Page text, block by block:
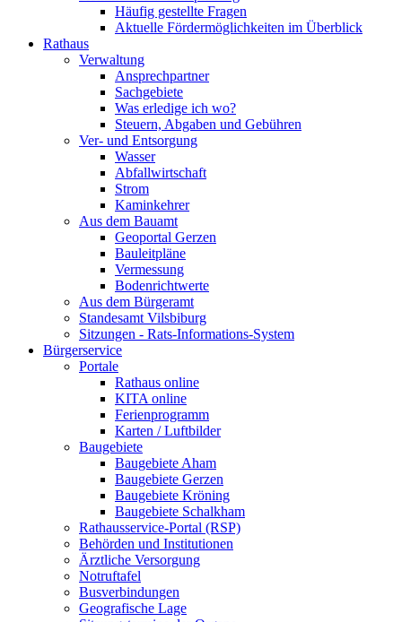
Häufig gestellte Fragen
Aktuelle Fördermöglichkeiten im Überblick
Rathaus
Verwaltung
Ansprechpartner
Sachgebiete
Was erledige ich wo?
Steuern, Abgaben und Gebühren
Ver- und Entsorgung
Wasser
Abfallwirtschaft
Strom
Kaminkehrer
Aus dem Bauamt
Geoportal Gerzen
Bauleitpläne
Vermessung
Bodenrichtwerte
Aus dem Bürgeramt
Standesamt Vilsbiburg
Sitzungen - Rats-Informations-System
Bürgerservice
Portale
Rathaus online
KITA online
Ferienprogramm
Karten / Luftbilder
Baugebiete
Baugebiete Aham
Baugebiete Gerzen
Baugebiete Kröning
Baugebiete Schalkham
Rathausservice-Portal (RSP)
Behörden und Institutionen
Ärztliche Versorgung
Notruftafel
Busverbindungen
Geografische Lage